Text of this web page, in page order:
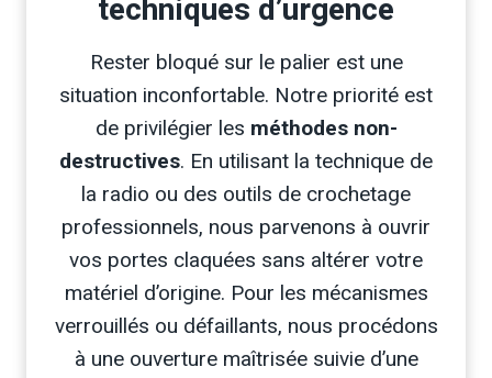
techniques d’urgence
Rester bloqué sur le palier est une
situation inconfortable. Notre priorité est
de privilégier les méthodes non-
destructives. En utilisant la technique de
la radio ou des outils de crochetage
professionnels, nous parvenons à ouvrir
vos portes claquées sans altérer votre
matériel d’origine. Pour les mécanismes
verrouillés ou défaillants, nous procédons
à une ouverture maîtrisée suivie d’une